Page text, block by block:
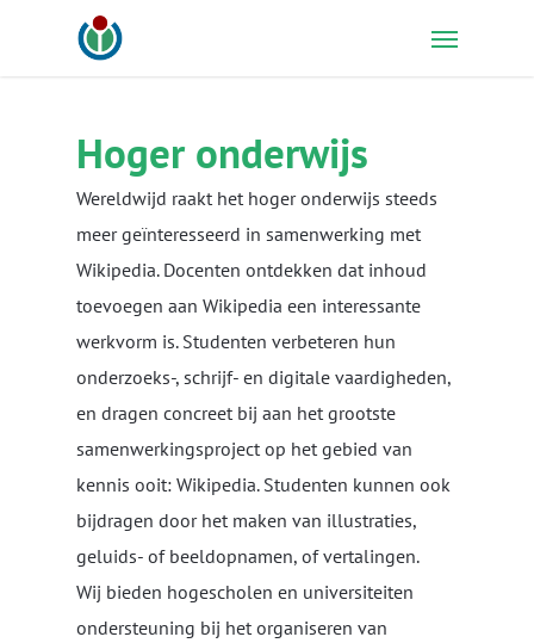
Menu
Hoger onderwijs
Wereldwijd raakt het hoger onderwijs steeds
meer geïnteresseerd in samenwerking met
Wikipedia. Docenten ontdekken dat inhoud
toevoegen aan Wikipedia een interessante
werkvorm is. Studenten verbeteren hun
onderzoeks-, schrijf- en digitale vaardigheden,
en dragen concreet bij aan het grootste
samenwerkingsproject op het gebied van
kennis ooit: Wikipedia. Studenten kunnen ook
bijdragen door het maken van illustraties,
geluids- of beeldopnamen, of vertalingen.
Wij bieden hogescholen en universiteiten
ondersteuning bij het organiseren van